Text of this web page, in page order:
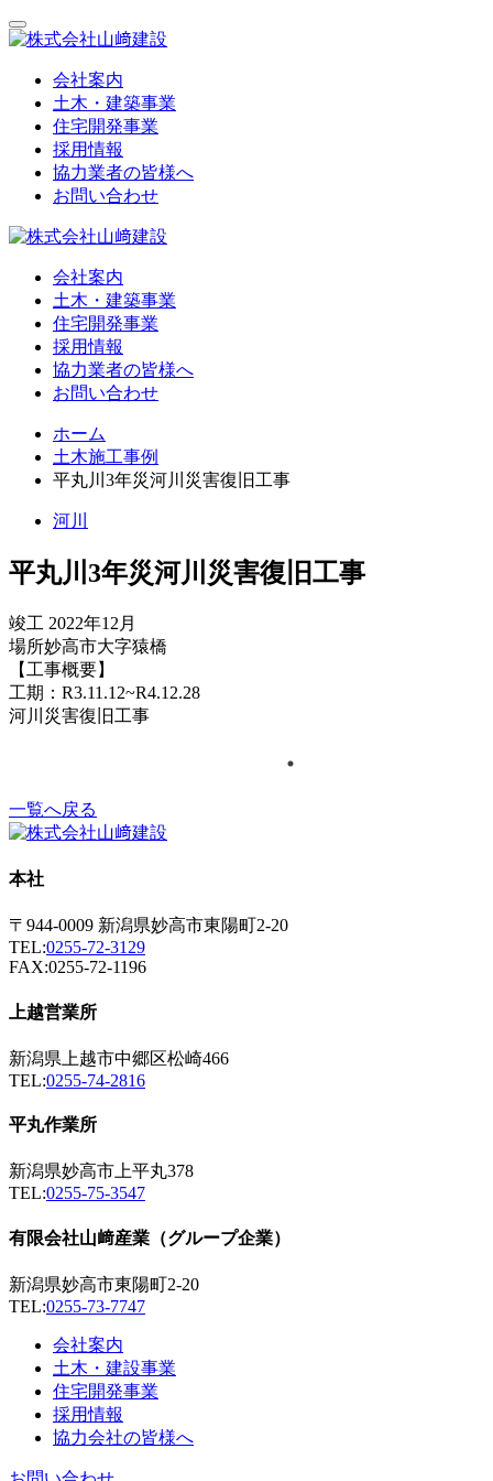
会社案内
土木・建築事業
住宅開発事業
採用情報
協力業者の皆様へ
お問い合わせ
会社案内
土木・建築事業
住宅開発事業
採用情報
協力業者の皆様へ
お問い合わせ
ホーム
土木施工事例
平丸川3年災河川災害復旧工事
河川
平丸川3年災河川災害復旧工事
竣工 2022年12月
場所妙高市大字猿橋
【工事概要】
工期：R3.11.12~R4.12.28
河川災害復旧工事
一覧へ戻る
本社
〒944-0009 新潟県妙高市東陽町2-20
TEL:0255-72-3129
FAX:0255-72-1196
上越営業所
新潟県上越市中郷区松崎466
TEL:0255-74-2816
平丸作業所
新潟県妙高市上平丸378
TEL:0255-75-3547
有限会社山﨑産業（グループ企業）
新潟県妙高市東陽町2-20
TEL:0255-73-7747
会社案内
土木・建設事業
住宅開発事業
採用情報
協力会社の皆様へ